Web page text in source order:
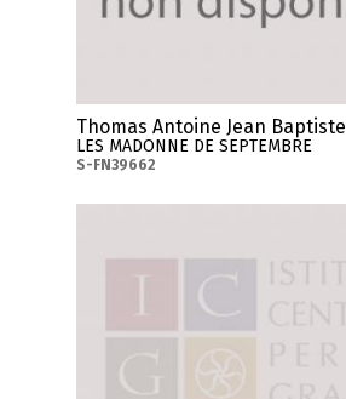
Thomas Antoine Jean Baptiste
LES MADONNE DE SEPTEMBRE
S-FN39662